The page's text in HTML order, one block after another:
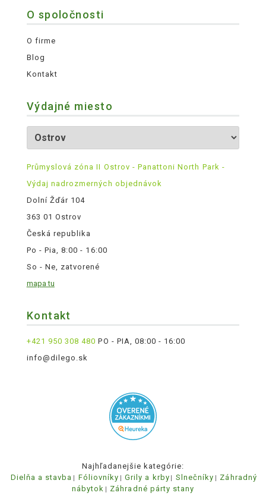
O spoločnosti
O firme
Blog
Kontakt
Výdajné miesto
Průmyslová zóna II Ostrov - Panattoni North Park -
Výdaj nadrozmerných objednávok
Dolní Žďár 104
363 01 Ostrov
Česká republika
Po - Pia, 8:00 - 16:00
So - Ne, zatvorené
mapa tu
Kontakt
+421 950 308 480 PO - PIA, 08:00 - 16:00
info@dilego.sk
Najhľadanejšie kategórie:
Dielňa a stavba
Fóliovníky Grily a krby Slnečníky
Záhradný
nábytok
Záhradné párty stany